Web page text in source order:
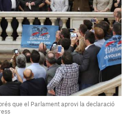
que el Parlament aprovi la declaració